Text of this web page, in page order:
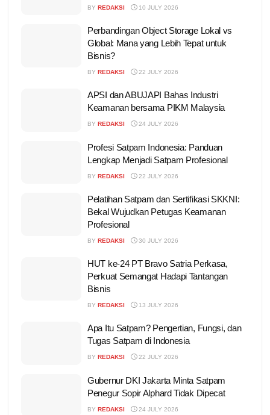
BY REDAKSI 10 JULY 2026
Perbandingan Object Storage Lokal vs
Global: Mana yang Lebih Tepat untuk
Bisnis?
BY REDAKSI 22 JULY 2026
APSI dan ABUJAPI Bahas Industri
Keamanan bersama PIKM Malaysia
BY REDAKSI 24 JULY 2026
Profesi Satpam Indonesia: Panduan
Lengkap Menjadi Satpam Profesional
BY REDAKSI 22 JULY 2026
Pelatihan Satpam dan Sertifikasi SKKNI:
Bekal Wujudkan Petugas Keamanan
Profesional
BY REDAKSI 30 JULY 2026
HUT ke-24 PT Bravo Satria Perkasa,
Perkuat Semangat Hadapi Tantangan
Bisnis
BY REDAKSI 13 JULY 2026
Apa Itu Satpam? Pengertian, Fungsi, dan
Tugas Satpam di Indonesia
BY REDAKSI 22 JULY 2026
Gubernur DKI Jakarta Minta Satpam
Penegur Sopir Alphard Tidak Dipecat
BY REDAKSI 24 JULY 2026